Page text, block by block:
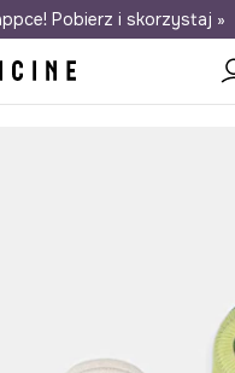
dostawa do salonów
Pobierz i skorzystaj »